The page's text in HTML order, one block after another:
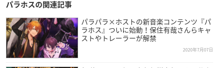
パラホスの関連記事
パラパラ×ホストの新音楽コンテンツ『パ
ラホス』ついに始動！保住有哉さんらキャ
ストやトレーラーが解禁
2020年7月07日